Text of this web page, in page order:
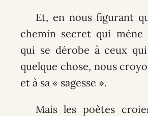
Et, en nous figurant
chemin secret qui mène
qui se dérobe à ceux
quelque chose, nous
et à sa « sagesse ».
Mais les poètes